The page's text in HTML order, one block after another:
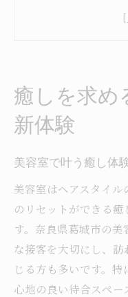
美容室で日
美容室のリ
消
美容室で感
美容室リラ
美容室のマ
肩こりやストレ
美容室で肩
肩こり対策
癒しを求め
新体験
美容室で叶う癒し体
美容室はヘアスタイ
のリセットができる
す。奈良県葛城市の
な接客を大切にし、
じる方も多いです。
心地の良い待合スペー